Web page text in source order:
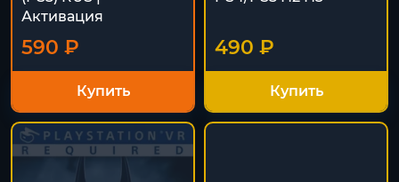
Активация
590 ₽
Купить
490 ₽
Купить